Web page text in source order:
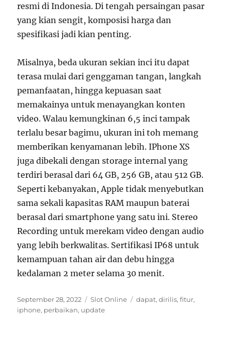
resmi di Indonesia. Di tengah persaingan pasar
yang kian sengit, komposisi harga dan
spesifikasi jadi kian penting.
Misalnya, beda ukuran sekian inci itu dapat
terasa mulai dari genggaman tangan, langkah
pemanfaatan, hingga kepuasan saat
memakainya untuk menayangkan konten
video. Walau kemungkinan 6,5 inci tampak
terlalu besar bagimu, ukuran ini toh memang
memberikan kenyamanan lebih. IPhone XS
juga dibekali dengan storage internal yang
terdiri berasal dari 64 GB, 256 GB, atau 512 GB.
Seperti kebanyakan, Apple tidak menyebutkan
sama sekali kapasitas RAM maupun baterai
berasal dari smartphone yang satu ini. Stereo
Recording untuk merekam video dengan audio
yang lebih berkwalitas. Sertifikasi IP68 untuk
kemampuan tahan air dan debu hingga
kedalaman 2 meter selama 30 menit.
Posted
on
September 28, 2022 Categories
Slot Online Tags
dapat,dirilis,fitur,
iphone, perbaikan, update